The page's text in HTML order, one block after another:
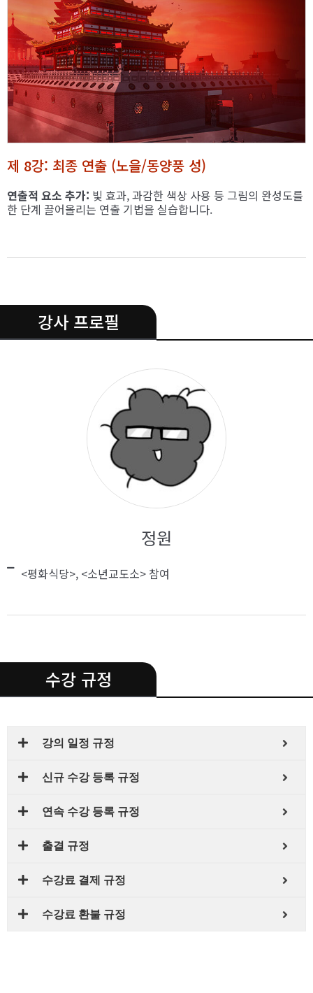
제 8강: 최종 연출 (노을/동양풍 성)
연출적 요소 추가: 빛 효과, 과감한 색상 사용 등 그림의 완성도를
한 단계 끌어올리는 연출 기법을 실습합니다.
강사 프로필
정원
<평화식당>, <소년교도소> 참여
수강 규정
강의 일정 규정
신규 수강 등록 규정
연속 수강 등록 규정
출결 규정
수강료 결제 규정
수강료 환불 규정